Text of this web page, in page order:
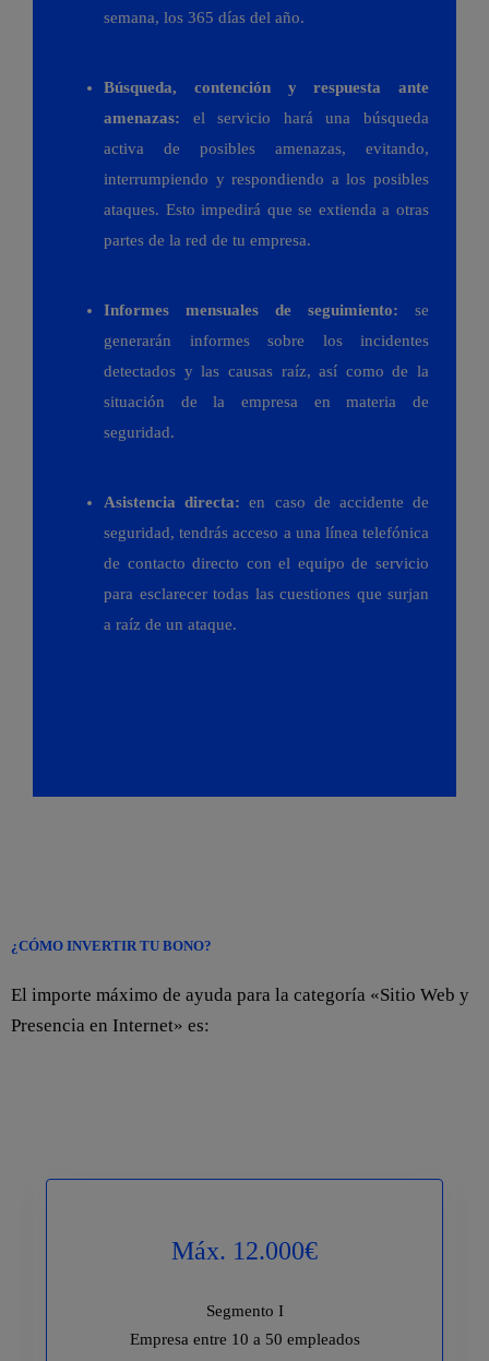
semana, los 365 días del año.
Búsqueda, contención y respuesta ante
amenazas:
el servicio hará una búsqueda
activa de posibles amenazas, evitando,
interrumpiendo y respondiendo a los posibles
ataques. Esto impedirá que se extienda a otras
partes de la red de tu empresa.
Informes mensuales de seguimiento: se
generarán informes sobre los incidentes
detectados y las causas raíz, así como de la
situación de la empresa en materia de
seguridad.
Asistencia directa: en caso de accidente de
seguridad, tendrás acceso a una línea telefónica
de contacto directo con el equipo de servicio
para esclarecer todas las cuestiones que surjan
a raíz de un ataque.
¿CÓMO INVERTIR TU BONO?
El importe máximo de ayuda para la categoría «Sitio Web y
Presencia en Internet» es:
Máx. 12.000€
Segmento I
Empresa entre 10 a 50 empleados